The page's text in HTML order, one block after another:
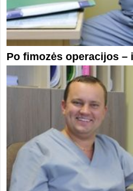
Po fimozės operacijos –